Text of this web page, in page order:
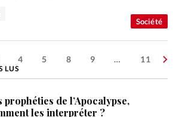
Société
4 5 8 9 … 11
LUS
prophéties de l’Apocalypse,
les interpréter ?